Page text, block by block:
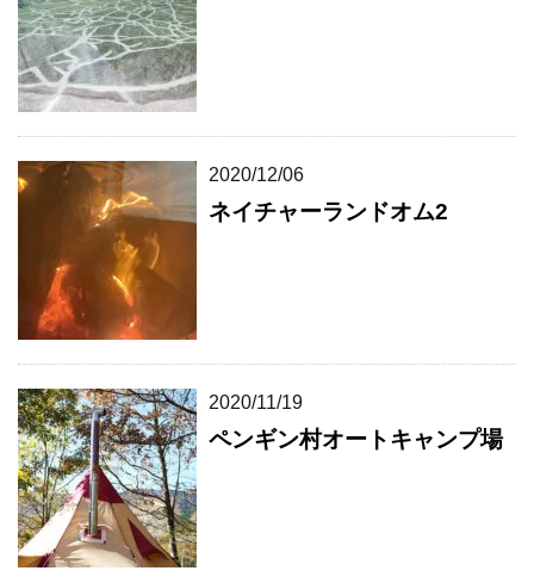
2020/12/06
ネイチャーランドオム2
2020/11/19
ペンギン村オートキャンプ場